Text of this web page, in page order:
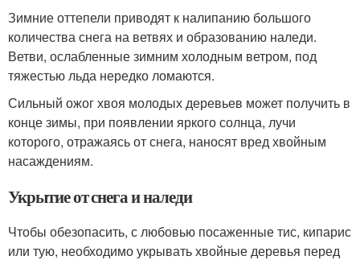
Зимние оттепели приводят к налипанию большого
количества снега на ветвях и образованию наледи.
Ветви, ослабленные зимним холодным ветром, под
тяжестью льда нередко ломаются.
Сильный ожог хвоя молодых деревьев может получить в
конце зимы, при появлении яркого солнца, лучи
которого, отражаясь от снега, наносят вред хвойным
насаждениям.
Укрытие от снега и наледи
Чтобы обезопасить, с любовью посаженные тис, кипарис
или тую, необходимо укрывать хвойные деревья перед